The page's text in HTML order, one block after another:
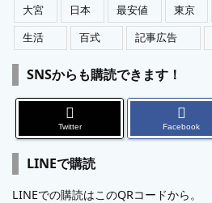
大宮
日本 最安値 東京
生活
百式 記事広告
SNSからも購読できます！
Twitter Facebook
LINEで購読
LINEでの購読はこのQRコードから。